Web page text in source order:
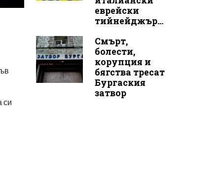
си
еврейски
тийнейджър...
Смърт,
болести,
корупция и
бягства тресат
Бургаския
затвор